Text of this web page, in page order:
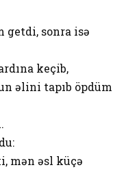
getdi, sonra isə
keçib,
əlini tapıb öpdüm
mən əsl küçə